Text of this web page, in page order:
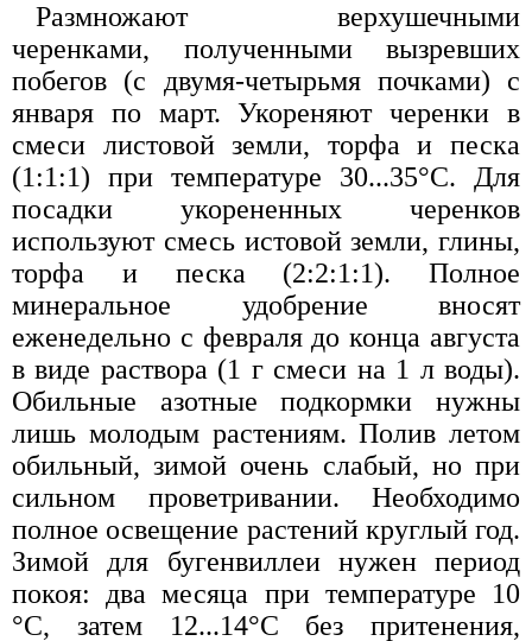
Размножают верхушечными
черенками, полученными вызревших
побегов (с двумя-четырьмя почками) с
января по март. Укореняют черенки в
смеси листовой земли, торфа и песка
(1:1:1) при температуре 30...35°С. Для
посадки укорененных черенков
используют смесь истовой земли, глины,
торфа и песка (2:2:1:1). Полное
минеральное удобрение вносят
еженедельно с февраля до конца августа
в виде раствора (1 г смеси на 1 л воды).
Обильные азотные подкормки нужны
лишь молодым растениям. Полив летом
обильный, зимой очень слабый, но при
сильном проветривании. Необходимо
полное освещение растений круглый год.
Зимой для бугенвиллеи нужен период
покоя: два месяца при температуре 10
°С, затем 12...14°С без притенения,